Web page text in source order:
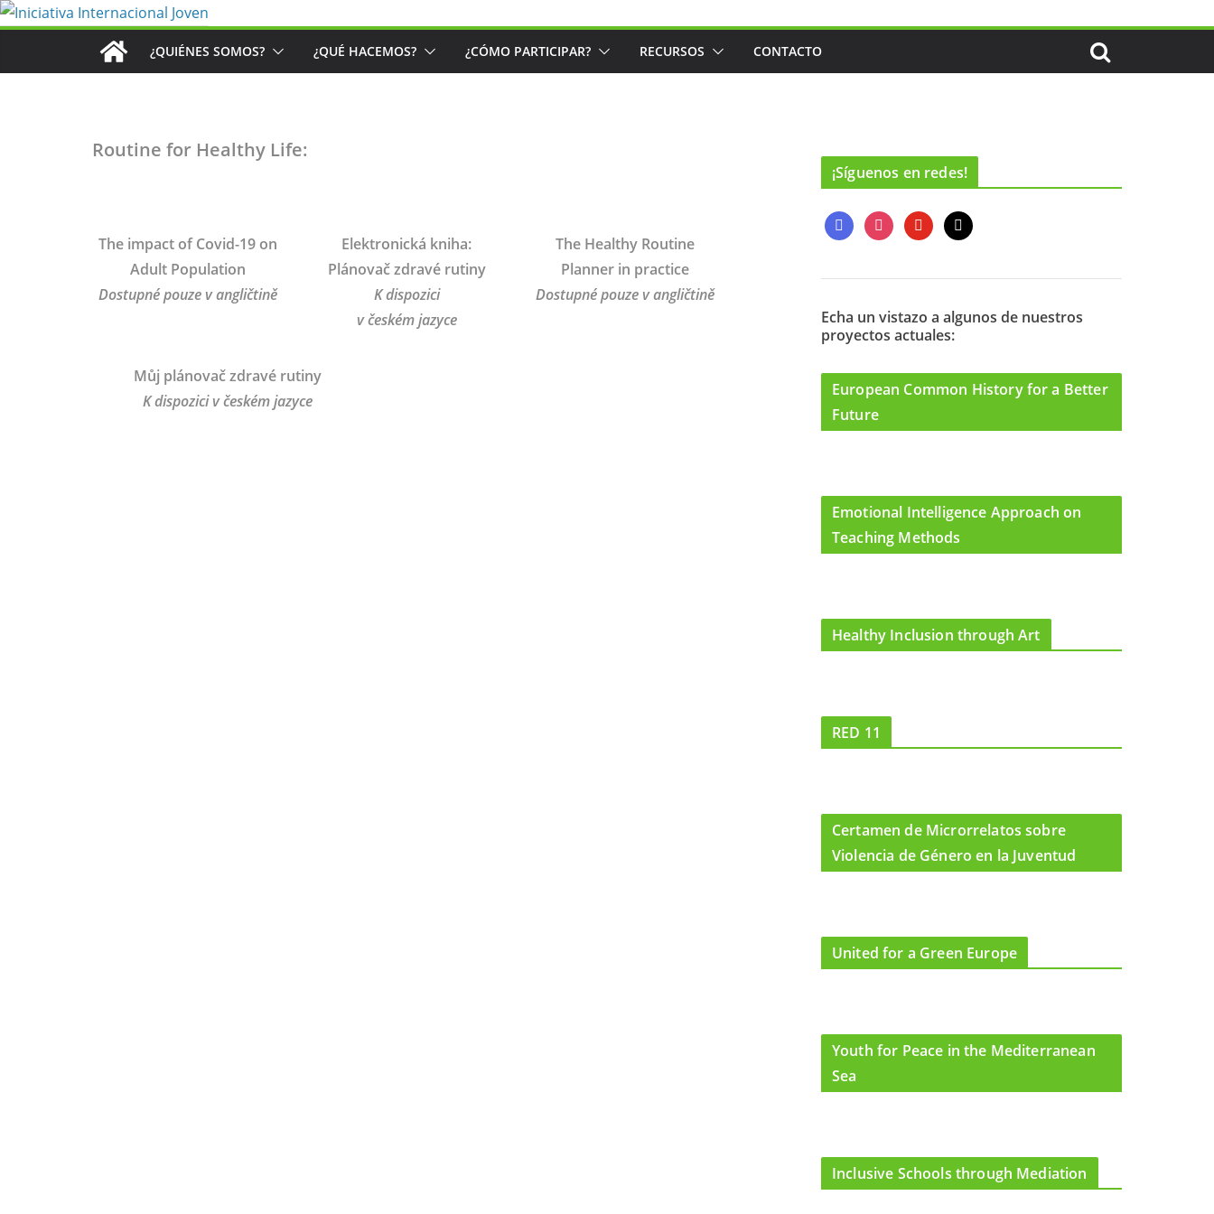
Saltar
¿QUIÉNES SOMOS? ¿QUÉ HACEMOS? ¿CÓMO PARTICIPAR? RECURSOS CONTACTO
Routine for Healthy Life:
The impact of Covid-19 on
Adult Population
Dostupné pouze v angličtině
Elektronická kniha:
Plánovač zdravé rutiny
K dispozici
v českém jazyce
The Healthy Routine
Planner in practice
Dostupné pouze v angličtině
Můj plánovač zdravé rutiny
K dispozici v českém jazyce
¡Síguenos en redes!
f
a
e
o
o
i
n
t
g
r
m
y
o
t
b
e
m
a
l
Echa un vistazo a algunos de nuestros
proyectos actuales:
European Common History for a Better
Future
Emotional Intelligence Approach on
Teaching Methods
Healthy Inclusion through Art
RED 11
Certamen de Microrrelatos sobre
Violencia de Género en la Juventud
United for a Green Europe
Youth for Peace in the Mediterranean
Sea
Inclusive Schools through Mediation